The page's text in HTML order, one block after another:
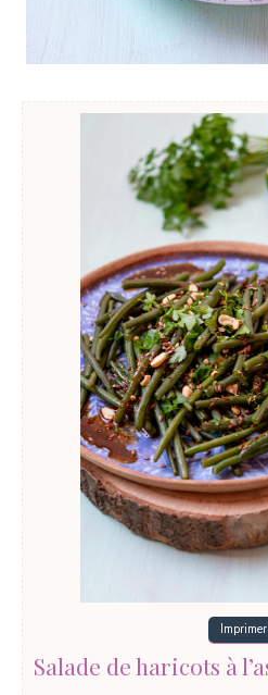
Imprimer
Salade de haricots à